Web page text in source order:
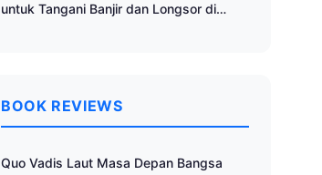
untuk Tangani Banjir dan Longsor di
BOOK REVIEWS
Quo Vadis Laut Masa Depan Bangsa